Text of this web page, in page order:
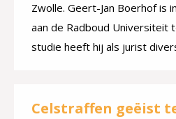
Zwolle. Geert-Jan Boerhof is
aan de Radboud Universiteit
studie heeft hij als jurist
Celstraffen geëist